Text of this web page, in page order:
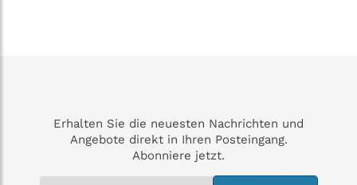
Erhalten Sie die neuesten Nachrichten und
Angebote direkt in Ihren Posteingang.
Abonniere jetzt.